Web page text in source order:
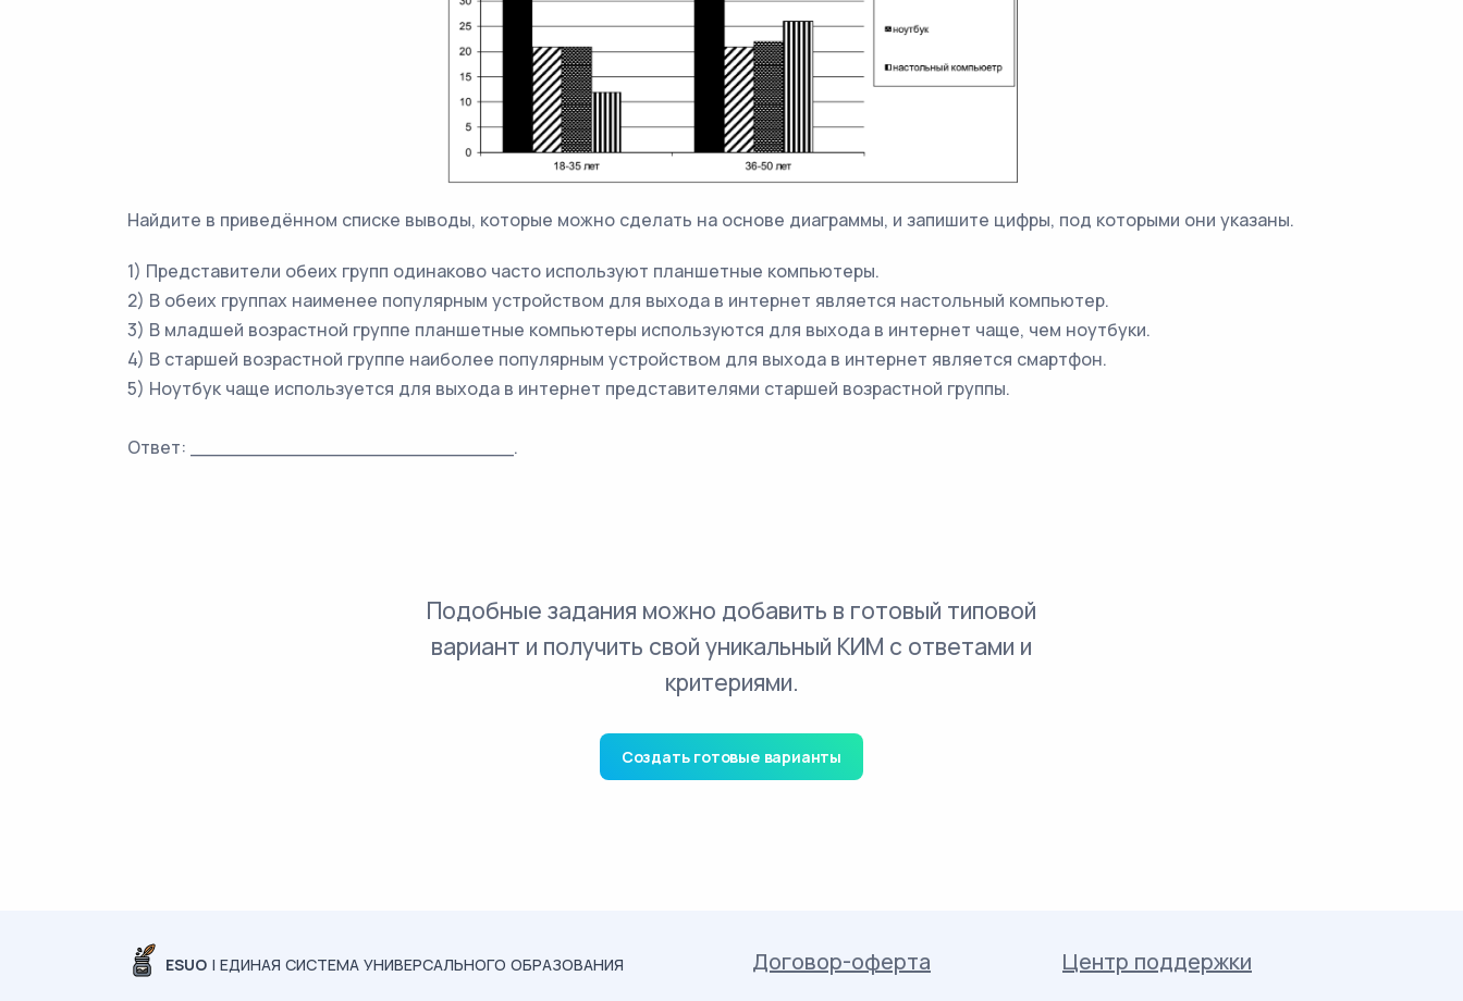
Найдите в приведённом списке выводы, которые можно сделать на основе диаграммы, и запишите цифры, под которыми они указаны.
1) Представители обеих групп одинаково часто используют планшетные компьютеры.
2) В обеих группах наименее популярным устройством для выхода в интернет является настольный компьютер.
3) В младшей возрастной группе планшетные компьютеры используются для выхода в интернет чаще, чем ноутбуки.
4) В старшей возрастной группе наиболее популярным устройством для выхода в интернет является смартфон.
5) Ноутбук чаще используется для выхода в интернет представителями старшей возрастной группы.
Ответ: ___________________________.
Подобные задания можно добавить в готовый типовой
вариант и получить свой уникальный КИМ с ответами и
критериями.
Создать готовые варианты
ESUO | ЕДИНАЯ СИСТЕМА УНИВЕРСАЛЬНОГО ОБРАЗОВАНИЯ Договор-оферта Центр поддержки